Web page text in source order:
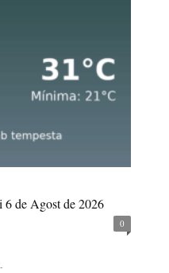
de Agost de 2026
0